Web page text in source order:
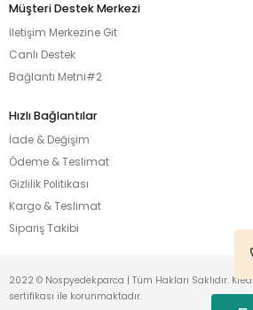
Müşteri Destek Merkezi
İletişim Merkezine Git
Canlı Destek
Bağlantı Metni#2
Hızlı Bağlantılar
İade & Değişim
Ödeme & Teslimat
Gizlilik Politikası
Kargo & Teslimat
Sipariş Takibi
2022 © Nospyedekparca | Tüm Hakları Saklıdır.
sertifikası ile korunmaktadır.